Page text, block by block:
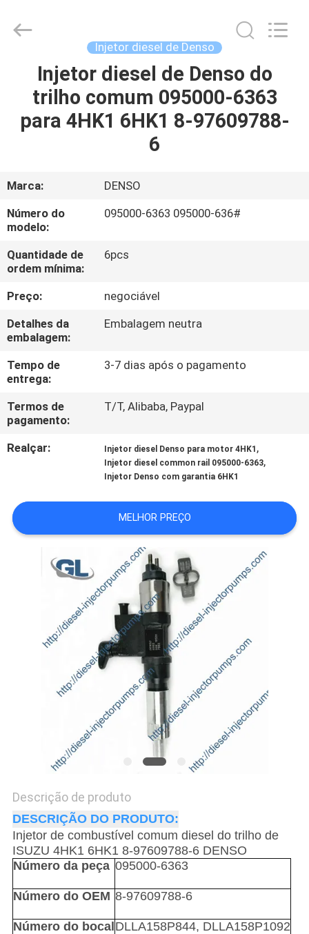
PARA
CASA
VÍDEOS
SOBRE
NÓS
VISITA
À
FÁBRICA
CONTROLE
DE
QUALIDADE
UM
ORÇAMENTO
MAPA
POLÍTICA
PRIVACIDADE
Parts
Injetor diesel de Denso
Injetor diesel de Denso do
trilho comum 095000-6363
para 4HK1 6HK1 8-97609788-
6
Marca:
DENSO
Número do
modelo:
095000-6363 095000-636#
Quantidade de
ordem mínima:
6pcs
Preço:
negociável
Detalhes da
embalagem:
Embalagem neutra
Tempo de
entrega:
3-7 dias após o pagamento
Termos de
pagamento:
T/T, Alibaba, Paypal
Realçar: Injetor diesel Denso para motor 4HK1 ,
Injetor diesel common rail 095000-6363,
Injetor Denso com garantia 6HK1
MELHOR PREÇO
Descrição de produto
DESCRIÇÃO DO PRODUTO:
Injetor de combustível comum diesel do trilho de
ISUZU 4HK1 6HK1 8-97609788-6 DENSO
Número da peça 095000-6363
Número do OEM 8-97609788-6
Número do bocal DLLA158P844, DLLA158P1092